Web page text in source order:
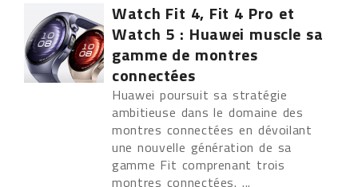
Watch Fit 4, Fit 4 Pro et
Watch 5 : Huawei muscle sa
gamme de montres
connectées
Huawei poursuit sa stratégie
ambitieuse dans le domaine des
montres connectées en dévoilant
une nouvelle génération de sa
gamme Fit comprenant trois
montres connectées. ...